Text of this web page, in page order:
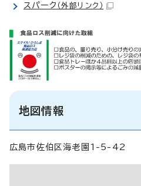
スパーク （外部リンク）
地図情報
広島市佐伯区海老園1-5-42